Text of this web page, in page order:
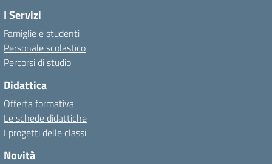
I Servizi
Famiglie e studenti
Personale scolastico
Percorsi di studio
Didattica
Offerta formativa
Le schede didattiche
I progetti delle classi
Novità